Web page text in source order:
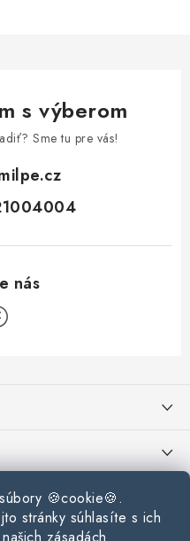
🍪cookie🍪.
stránky súhlasíte s ich
s výberom
Sme tu pre vás!